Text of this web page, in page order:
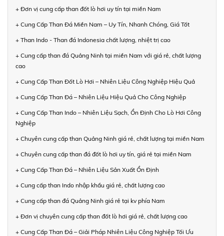
+ Đơn vị cung cấp than đốt lò hơi uy tín tại miền Nam
+ Cung Cấp Than Đá Miền Nam – Uy Tín, Nhanh Chóng, Giá Tốt
+ Than Indo - Than đá Indonesia chất lượng, nhiệt trị cao
+ Cung cấp than đá Quảng Ninh tại miền Nam với giá rẻ, chất lượng
cao
+ Cung Cấp Than Đốt Lò Hơi – Nhiên Liệu Công Nghiệp Hiệu Quả
+ Cung Cấp Than Đá – Nhiên Liệu Hiệu Quả Cho Công Nghiệp
+ Cung Cấp Than Indo – Nhiên Liệu Sạch, Ổn Định Cho Lò Hơi Công
Nghiệp
+ Chuyên cung cấp than Quảng Ninh giá rẻ, chất lượng tại miền Nam
+ Chuyên cung cấp than đá đốt lò hơi uy tín, giá rẻ tại miền Nam
+ Cung Cấp Than Đá – Nhiên Liệu Sản Xuất Ổn Định
+ Cung cấp than Indo nhập khẩu giá rẻ, chất lượng cao
+ Cung cấp than đá Quảng Ninh giá rẻ tại kv phía Nam
+ Đơn vị chuyên cung cấp than đốt lò hơi giá rẻ, chất lượng cao
+ Cung Cấp Than Đá – Giải Pháp Nhiên Liệu Công Nghiệp Tối Ưu